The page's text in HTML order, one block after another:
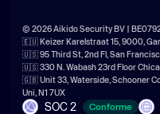
© 2026 Aikido Security BV |
🇪🇺 Keizer Karelstraat 15, 9000,
🇺🇸 95 Third St, 2nd Fl, San
🇺🇸 330 N. Wabash 23rd Floor
🇬🇧 Unit 33, Waterside, Schooner
Uni, N1 7UX
SOC 2 Conforme